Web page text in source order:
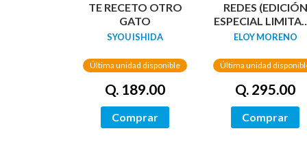
TE RECETO OTRO
GATO
SYOU ISHIDA
Última unidad disponible
Q. 189.00
Comprar
REDES (EDICIÓN
ESPECIAL
GUARDAS
NETWORKS
ELOY MORENO
Última unidad
Q. 295.00
Comprar